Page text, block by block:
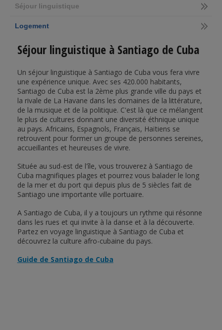
Séjour linguistique
Logement
Séjour linguistique à Santiago de Cuba
Un séjour linguistique à Santiago de Cuba vous fera vivre
une expérience unique. Avec ses 420.000 habitants,
Santiago de Cuba est la 2ème plus grande ville du pays et
la rivale de La Havane dans les domaines de la littérature,
de la musique et de la politique. C'est là que ce mélangent
le plus de cultures donnant une diversité éthnique unique
au pays. Africains, Espagnols, Français, Haïtiens se
retrouvent pour former un groupe de personnes sereines,
accueillantes et heureuses de vivre.
Située au sud-est de l'île, vous trouverez à Santiago de
Cuba magnifiques plages et pourrez vous balader le long
de la mer et du port qui depuis plus de 5 siècles fait de
Santiago une importante ville portuaire.
A Santiago de Cuba, il y a toujours un rythme qui résonne
dans les rues et qui invite à la danse et à la découverte.
Partez en voyage linguistique à Santiago de Cuba et
découvrez la culture afro-cubaine du pays.
Guide de Santiago de Cuba